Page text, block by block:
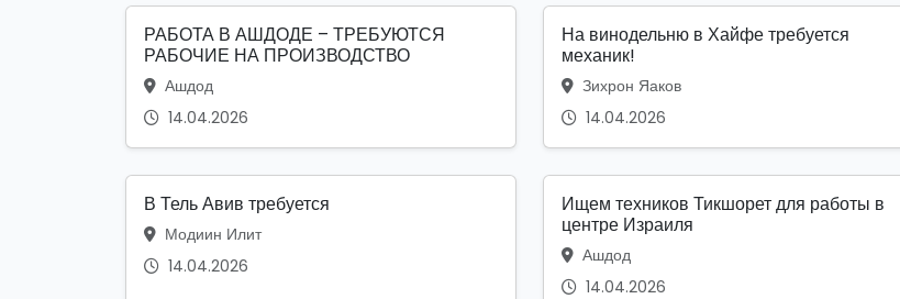
РАБОТА В АШДОДЕ – ТРЕБУЮТСЯ
РАБОЧИЕ НА ПРОИЗВОДСТВО
Ашдод
14.04.2026
На винодельню в Хайфе требуется
механик!
Зихрон Яаков
14.04.2026
В Тель Авив требуется
Модиин Илит
14.04.2026
Ищем техников Тикшорет для работы в
центре Израиля
Ашдод
14.04.2026